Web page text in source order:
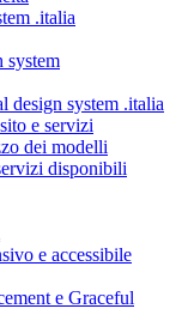
.italia
system
design system .italia
e servizi
dei modelli
disponibili
e accessibile
e Graceful